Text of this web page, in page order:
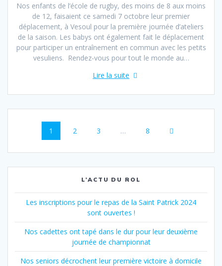
Nos enfants de l’école de rugby, des moins de 8 aux moins
de 12, faisaient ce samedi 7 octobre leur premier
déplacement, à Vesoul pour la première journée d’ateliers
de la saison. Les babys ont également fait le déplacement
pour participer un entraînement en commun avec les petits
vesuliens. Rendez-vous pour tout le monde au…
Lire la suite
Navigation
sein
articles
Page
1 Page
2 Page
3 … Page
8
L’ACTU DU ROL
Les inscriptions pour le repas de la Saint Patrick 2024
sont ouvertes !
Nos cadettes ont tapé dans le dur pour leur deuxième
journée de championnat
Nos seniors décrochent leur première victoire à domicile